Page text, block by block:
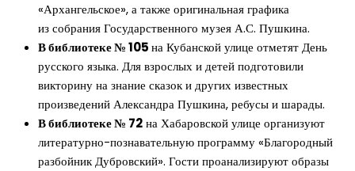
«Архангельское», а также оригинальная графика
из собрания Государственного музея А.С. Пушкина.
В библиотеке № 105на Кубанской улице отметят День
русского языка. Для взрослых и детей подготовили
викторину на знание сказок и других известных
произведений Александра Пушкина, ребусы и шарады.
В библиотеке № 72на Хабаровской улице организуют
литературно-познавательную программу «Благородный
разбойник Дубровский». Гости проанализируют образы